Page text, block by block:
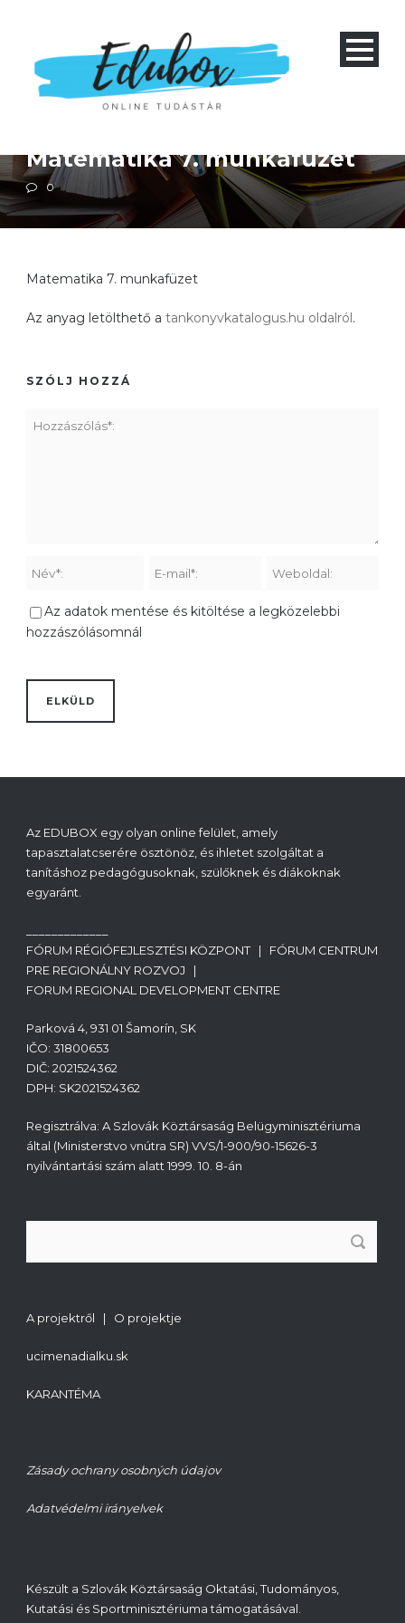
Matematika 7. munkafüzet
0
Matematika 7. munkafüzet
Az anyag letölthető a tankonyvkatalogus.hu oldalról.
SZÓLJ HOZZÁ
Az adatok mentése és kitöltése a legközelebbi
hozzászólásomnál
Az EDUBOX egy olyan online felület, amely
tapasztalatcserére ösztönöz, és ihletet szolgáltat a
tanításhoz pedagógusoknak, szülőknek és diákoknak
egyaránt.
FÓRUM RÉGIÓFEJLESZTÉSI KÖZPONT | FÓRUM CENTRUM
PRE REGIONÁLNY ROZVOJ |
FORUM REGIONAL DEVELOPMENT CENTRE
Parková 4, 931 01 Šamorín, SK
IČO: 31800653
DIČ: 2021524362
DPH: SK2021524362
Regisztrálva: A Szlovák Köztársaság Belügyminisztériuma
által (Ministerstvo vnútra SR) VVS/1-900/90-15626-3
nyilvántartási szám alatt 1999. 10. 8-án
A projektről | O projektje
ucimenadialku.sk
KARANTÉMA
Zásady ochrany osobných údajov
Adatvédelmi irányelvek
Készült a Szlovák Köztársaság Oktatási, Tudományos,
Kutatási és Sportminisztériuma támogatásával.